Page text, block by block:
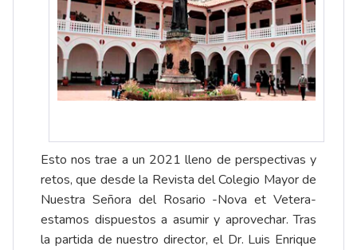
Esto nos trae a un 2021 lleno de perspectivas y
retos, que desde la Revista del Colegio Mayor de
Nuestra Señora del Rosario -Nova et Vetera-
estamos dispuestos a asumir y aprovechar. Tras
la partida de nuestro director, el Dr. Luis Enrique